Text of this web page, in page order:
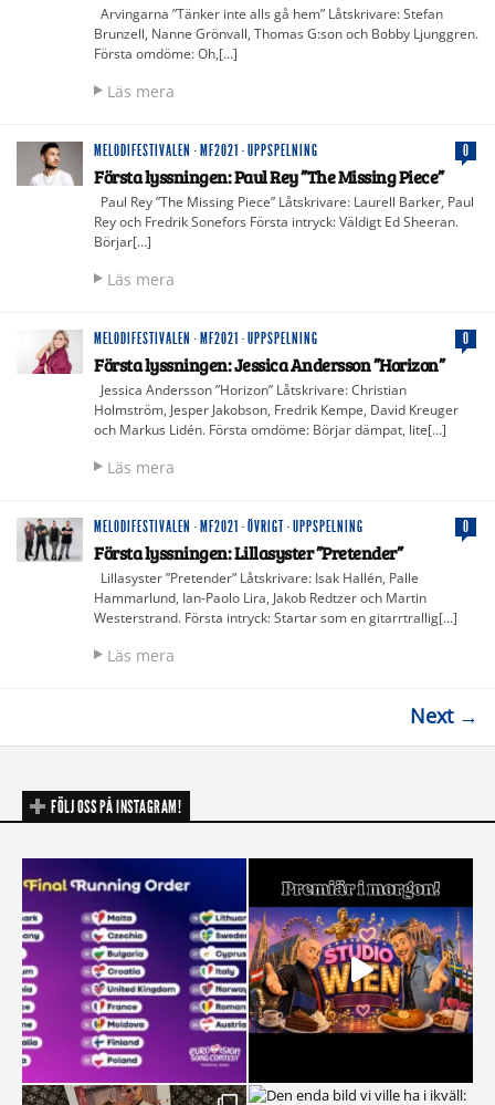
Arvingarna ”Tänker inte alls gå hem” Låtskrivare: Stefan
Brunzell, Nanne Grönvall, Thomas G:son och Bobby Ljunggren.
Första omdöme: Oh,[…]
Läs mera
MELODIFESTIVALEN · MF2021 ·UPPSPELNING 0
Första lyssningen: Paul Rey ”The Missing Piece”
Paul Rey ”The Missing Piece” Låtskrivare: Laurell Barker, Paul
Rey och Fredrik Sonefors Första intryck: Väldigt Ed Sheeran.
Börjar[…]
Läs mera
MELODIFESTIVALEN · MF2021 ·UPPSPELNING 0
Första lyssningen: Jessica Andersson ”Horizon”
Jessica Andersson ”Horizon” Låtskrivare: Christian
Holmström, Jesper Jakobson, Fredrik Kempe, David Kreuger
och Markus Lidén. Första omdöme: Börjar dämpat, lite[…]
Läs mera
MELODIFESTIVALEN · MF2021 ·ÖVRIGT·UPPSPELNING 0
Första lyssningen: Lillasyster ”Pretender”
Lillasyster ”Pretender” Låtskrivare: Isak Hallén, Palle
Hammarlund, Ian-Paolo Lira, Jakob Redtzer och Martin
Westerstrand. Första intryck: Startar som en gitarrtrallig[…]
Läs mera
Next →
FÖLJ OSS PÅ INSTAGRAM!